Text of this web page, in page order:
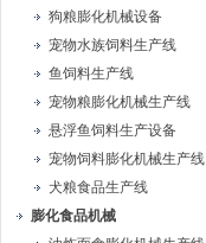
狗粮膨化机械设备
宠物水族饲料生产线
鱼饲料生产线
宠物粮膨化机械生产线
悬浮鱼饲料生产设备
宠物饲料膨化机械生产线
犬粮食品生产线
膨化食品机械